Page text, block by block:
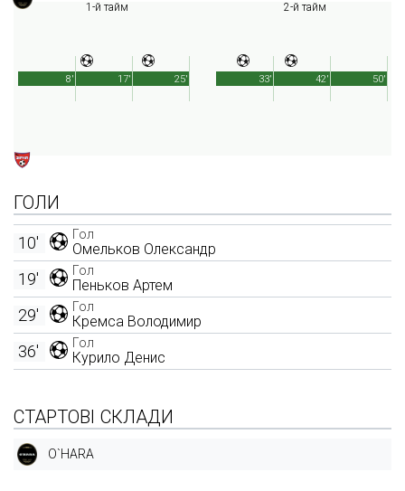
1-й тайм
25'
8' 17'
2-й тайм
50'
33' 42'
ГОЛИ
Гол
Омельков Олександр
10'
Гол
Пеньков Артем
19'
Гол
Кремса Володимир
29'
Гол
Курило Денис
36'
СТАРТОВІ СКЛАДИ
O`HARA